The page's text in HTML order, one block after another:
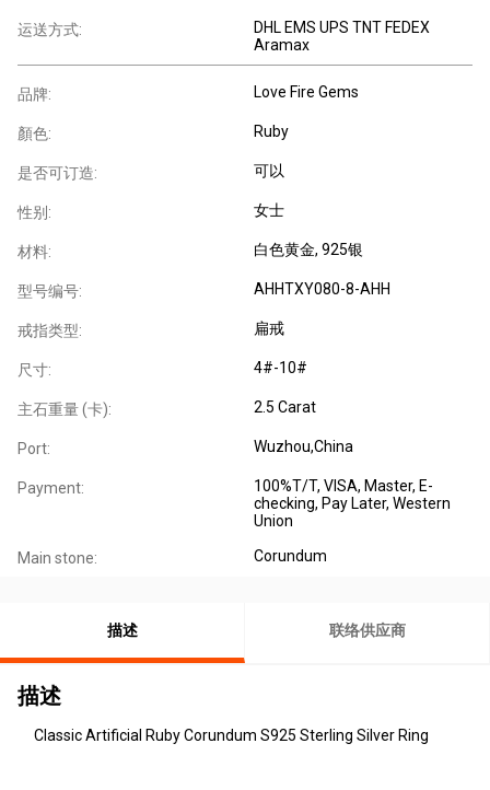
运送方式:
DHL EMS UPS TNT FEDEX
Aramax
品牌: Love Fire Gems
顏色: Ruby
是否可订造: 可以
性别: 女士
材料: 白色黄金, 925银
型号编号: AHHTXY080-8-AHH
戒指类型: 扁戒
尺寸: 4#-10#
主石重量 (卡): 2.5 Carat
Port: Wuzhou,China
Payment:
100%T/T, VISA, Master, E-
checking, Pay Later, Western
Union
Main stone: Corundum
描述 联络供应商
描述
Classic Artificial Ruby Corundum S925 Sterling Silver Ring